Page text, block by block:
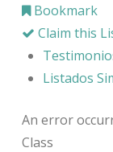
Bookmark
Claim this
Listados
An error
Class